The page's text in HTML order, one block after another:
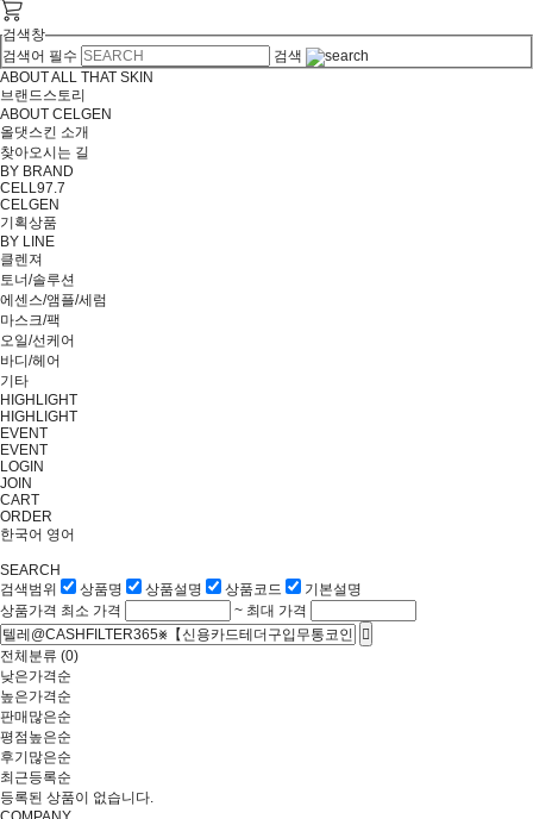
검색창
검색어 필수
검색
ABOUT ALL THAT SKIN
브랜드스토리
ABOUT CELGEN
올댓스킨 소개
찾아오시는 길
BY BRAND
CELL97.7
CELGEN
기획상품
BY LINE
클렌져
토너/솔루션
에센스/앰플/세럼
마스크/팩
오일/선케어
바디/헤어
기타
HIGHLIGHT
HIGHLIGHT
EVENT
EVENT
LOGIN
JOIN
CART
ORDER
한국어 영어
SEARCH
검색범위
상품명 상품설명 상품코드
기본설명
상품가격 최소 가격 ~ 최대 가격
전체분류 (0)
낮은가격순
높은가격순
판매많은순
평점높은순
후기많은순
최근등록순
등록된 상품이 없습니다.